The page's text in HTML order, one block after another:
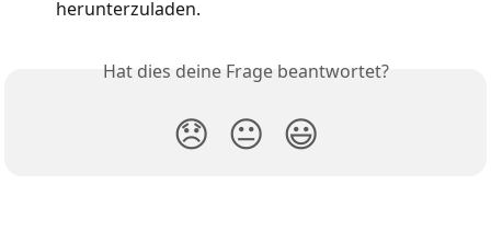
herunterzuladen.
Hat dies deine Frage beantwortet?
😞 😐 😃